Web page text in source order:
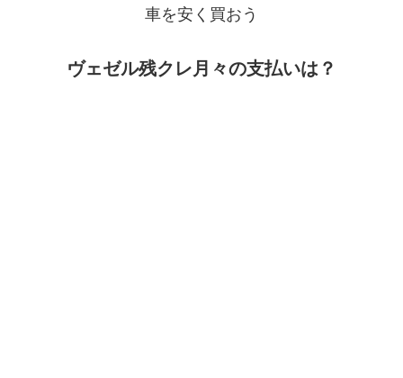
車を安く買おう
ヴェゼル残クレ月々の支払いは？